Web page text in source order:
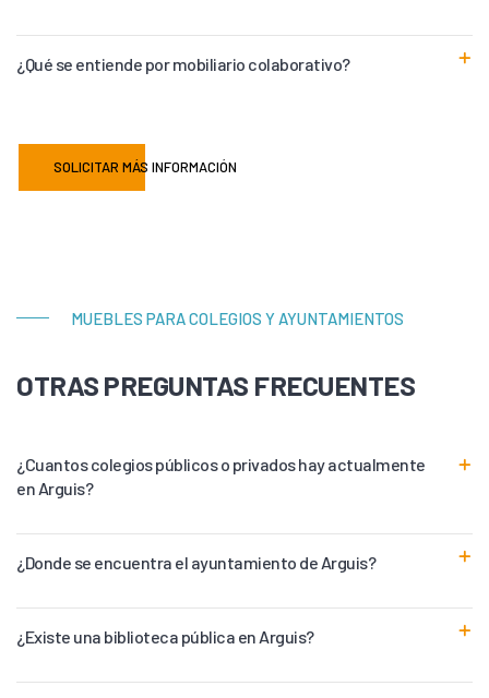
¿Qué se entiende por mobiliario colaborativo?
SOLICITAR MÁS INFORMACIÓN
MUEBLES PARA COLEGIOS Y AYUNTAMIENTOS
OTRAS PREGUNTAS FRECUENTES
¿Cuantos colegios públicos o privados hay actualmente
en Arguis?
¿Donde se encuentra el ayuntamiento de Arguis?
¿Existe una biblioteca pública en Arguis?